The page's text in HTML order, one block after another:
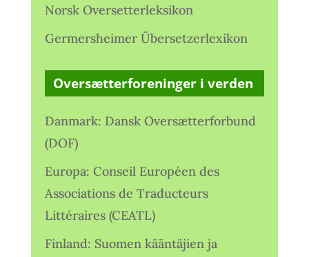
Norsk Oversetterleksikon
Germersheimer Übersetzerlexikon
Oversætterforeninger i verden
Danmark: Dansk Oversætterforbund
(DOF)
Europa: Conseil Européen des
Associations de Traducteurs
Littéraires (CEATL)
Finland: Suomen kääntäjien ja